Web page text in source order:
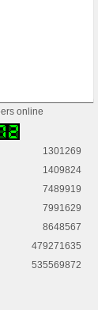
online
1301269
1409824
7489919
7991629
8648567
479271635
535569872